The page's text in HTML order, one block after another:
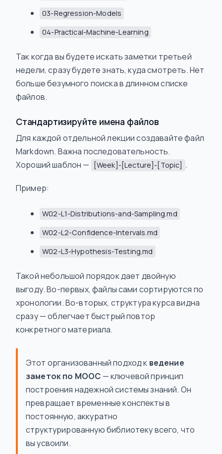
03-Regression-Models
04-Practical-Machine-Learning
Так когда вы будете искать заметки третьей
недели, сразу будете знать, куда смотреть. Нет
больше безумного поиска в длинном списке
файлов.
Стандартизируйте имена файлов
Для каждой отдельной лекции создавайте файл
Markdown. Важна последовательность.
Хороший шаблон —
[Week]-[Lecture]-[Topic] .
Пример:
W02-L1-Distributions-and-Sampling.md
W02-L2-Confidence-Intervals.md
W02-L3-Hypothesis-Testing.md
Такой небольшой порядок дает двойную
выгоду. Во-первых, файлы сами сортируются по
хронологии. Во-вторых, структура курса видна
сразу — облегчает быстрый повтор
конкретного материала.
Этот организованный подход к ведение
заметок по MOOC — ключевой принцип
построения надежной системы знаний. Он
превращает временные конспекты в
постоянную, аккуратно
структурированную библиотеку всего, что
вы усвоили.